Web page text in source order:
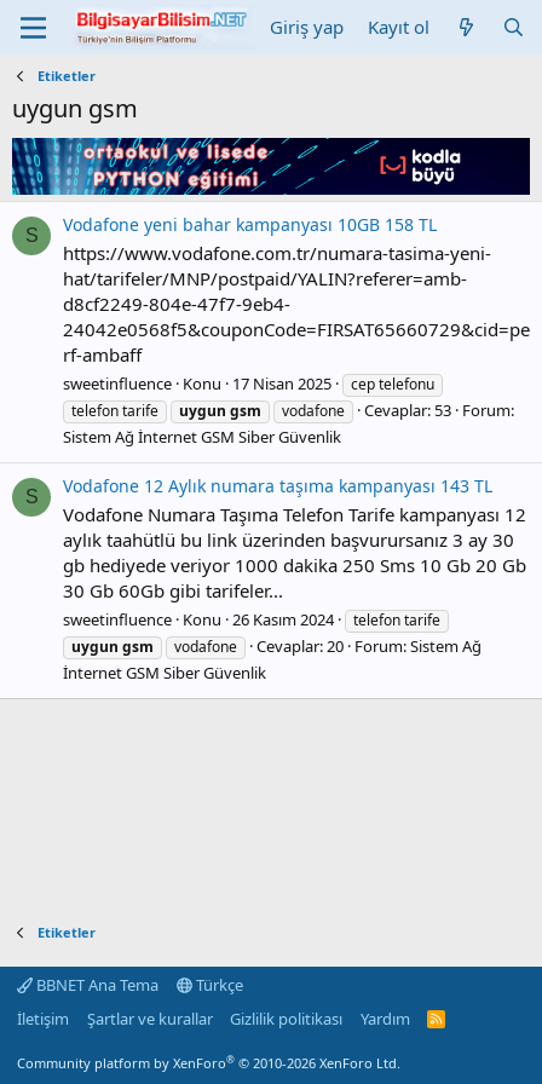
Giriş yap Kayıt ol
Etiketler
uygun gsm
S Vodafone yeni bahar kampanyası 10GB 158 TL
https://www.vodafone.com.tr/numara-tasima-yeni-
hat/tarifeler/MNP/postpaid/YALIN?referer=amb-
d8cf2249-804e-47f7-9eb4-
24042e0568f5&couponCode=FIRSAT65660729&cid=pe
rf-ambaff
sweetinfluence Konu 17 Nisan 2025
cep telefonu
telefon tarife
uygun gsm vodafone Cevaplar: 53 Forum:
Sistem Ağ İnternet GSM Siber Güvenlik
S Vodafone 12 Aylık numara taşıma kampanyası 143 TL
Vodafone Numara Taşıma Telefon Tarife kampanyası 12
aylık taahütlü bu link üzerinden başvurursanız 3 ay 30
gb hediyede veriyor 1000 dakika 250 Sms 10 Gb 20 Gb
30 Gb 60Gb gibi tarifeler...
sweetinfluence Konu 26 Kasım 2024
telefon tarife
uygun gsm vodafone Cevaplar: 20 Forum:Sistem Ağ
İnternet GSM Siber Güvenlik
Etiketler
BBNET Ana Tema
Türkçe
İletişim
Şartlar ve kurallar Gizlilik politikası Yardım
R
Community platform by XenForo® © 2010-2026 XenForo Ltd.